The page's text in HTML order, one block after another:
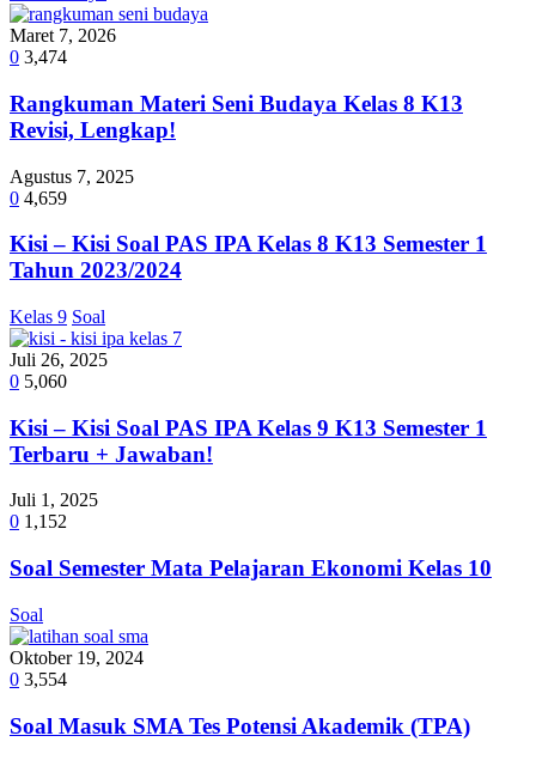
Maret 7, 2026
0 3,474
Rangkuman Materi Seni Budaya Kelas 8 K13
Revisi, Lengkap!
Agustus 7, 2025
0 4,659
Kisi – Kisi Soal PAS IPA Kelas 8 K13 Semester 1
Tahun 2023/2024
Kelas 9 Soal
Juli 26, 2025
0 5,060
Kisi – Kisi Soal PAS IPA Kelas 9 K13 Semester 1
Terbaru + Jawaban!
Juli 1, 2025
0 1,152
Soal Semester Mata Pelajaran Ekonomi Kelas 10
Soal
Oktober 19, 2024
0 3,554
Soal Masuk SMA Tes Potensi Akademik (TPA)